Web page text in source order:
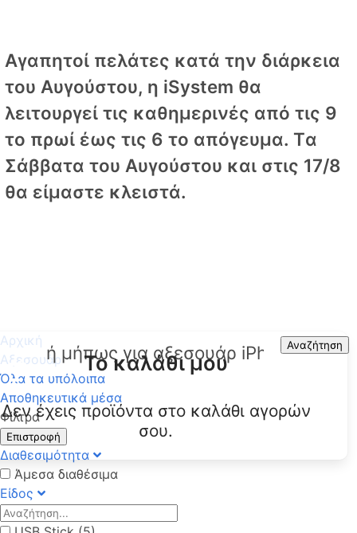
Αγαπητοί πελάτες κατά την διάρκεια
του Αυγούστου, η iSystem θα
λειτουργεί τις καθημερινές από τις 9
το πρωί έως τις 6 το απόγευμα. Tα
Σάββατα του Αυγούστου και στις 17/8
θα είμαστε κλειστά.
Αναζήτηση
Το καλάθι μου
Δεν έχεις προϊόντα στο καλάθι αγορών
σου.
Αρχική
Αξεσουάρ
Όλα τα υπόλοιπα
Αποθηκευτικά μέσα
Φίλτρα
Επιστροφή
Διαθεσιμότητα
Άμεσα διαθέσιμα
Είδος